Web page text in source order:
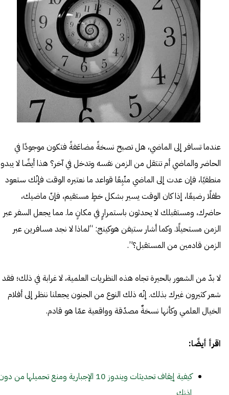
عندما تسافر إلى الماضي، هل تصبح نسخةً مضاعَفةً فتكون موجودًا في
الحاضر والماضي أم تنتقل من الزمن نفسه وتدخل في آخر؟ هذا أيضًا لا يبدو
منطقيًا، فإن عدت إلى الماضي متّبِعًا قواعد ما نعتبره الوقت فإنّك ستعود
طفلًا رضيعًا، إذا كان الوقت يسير بشكل خطٍ مستقيم، فإنّ ماضيك،
حاضرك، ومستقبلك لا يحدثون باستمرارٍ في مكانٍ ما. مما يجعل السفر عبر
الزمن مستحيلًا. وكما أشار ستيفن هوكينج: “لماذا لا نجد مسافرين عبر
الزمن قادمين من المستقبل؟”.
لا بدّ من الشعور بالحيرة تجاه هذه النظريات العلمية، لا غرابة في ذلك؛ فقد
شعر كثيرون غيرك بذلك. إنّه ذلك النوع من الجنون يجعلنا ننظر إلى أفلام
الخيال العلمي وكأنها نسخةٌ مصدّقة وواقعية عمّا هو قادم.
اقرأ أيضًا:
كيفية إيقاف تحديثات ويندوز 10 الإجبارية ومنع تحميلها من